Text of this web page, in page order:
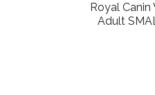
Royal
Adult